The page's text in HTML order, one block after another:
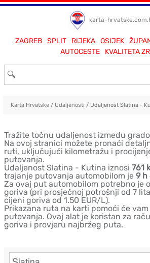
karta-
ZAGREB SPLIT RIJEKA OSIJEK
AUTOCESTE
KVALITETA
Karta Hrvatske/ Udaljenosti / Udaljenost Slatina -
Tražite točnu udaljenost između
Na ovoj stranici možete pronaći
ruti, uključujući kilometražu i
putovanja.
Udaljenost Slatina - Kutina iznosi 761
trajanje putovanja automobilom je 9 h
Za ovaj put automobilom potrebno je
goriva (pri prosječnoj potrošnji od 7
cijeni goriva od 1.50 EUR/L).
Prikazana ruta na karti pomoći će
putovanja. Ovaj alat je koristan za
goriva i provjeru najbržeg puta.